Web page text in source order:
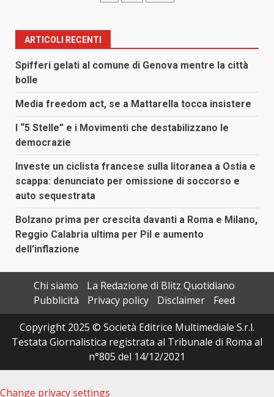
articoli
ARTICOLI RECENTI
Spifferi gelati al comune di Genova mentre la città
bolle
Media freedom act, se a Mattarella tocca insistere
I “5 Stelle” e i Movimenti che destabilizzano le
democrazie
Investe un ciclista francese sulla litoranea a Ostia e
scappa: denunciato per omissione di soccorso e
auto sequestrata
Bolzano prima per crescita davanti a Roma e Milano,
Reggio Calabria ultima per Pil e aumento
dell’inflazione
Chi siamo
La Redazione di Blitz Quotidiano
Pubblicità
Privacy policy Disclaimer
Feed
Copyright 2025 © Società Editrice Multimediale S.r.l.
Testata Giornalistica registrata al Tribunale di Roma al
n°805 del 14/12/2021
Change privacy settings